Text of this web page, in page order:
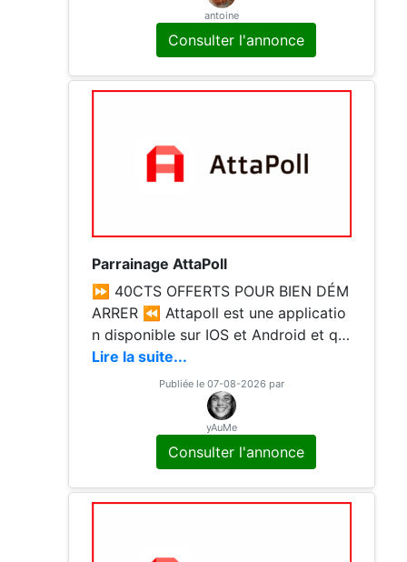
rainage est doublement avantageux :
le filleul obtient un bonus immédiat à
l'inscription et le parrain perçoit une
commission sur les gains générés par
son filleul. Code
antoine
Consulter l'annonce
Parrainage AttaPoll
⏩ 40CTS OFFERTS POUR BIEN DÉM
ARRER ⏪ Attapoll est une applicatio
n disponible sur IOS et Android et qui
vous permet de répondre à des sond
ages courts pour gagner des crédits
et ensuite les échanger contre de l'ar
plication et obtenez un bonus de 0,4
0€ directement dans votre portefeuill
e Code à vérifier dans dans formulair
e d'inscription ↪️ zaebu ↩️ > Gains r
Lire la suite...
Publiée le 07-08-2026 par
yAuMe
Consulter l'annonce